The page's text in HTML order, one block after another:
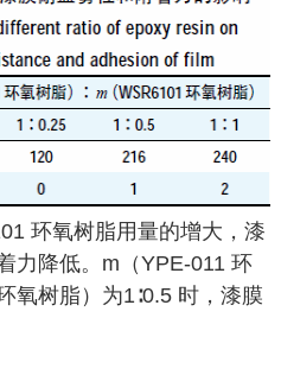
环氧树脂用量的增大，漆
力降低。m（YPE-011 环
氧树脂）为1∶0.5 时，漆膜